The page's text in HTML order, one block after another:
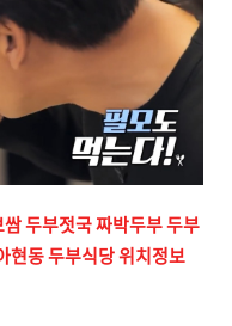
두부젓국 짜박두부 두부
현동 두부식당 위치정보